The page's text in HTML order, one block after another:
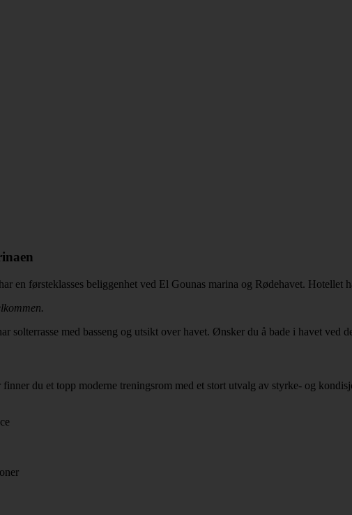
en førsteklasses beliggenhet ved El Gounas marina og Rødehavet.
solterrasse med basseng og utsikt over havet. Ønsker du å bade i havet ved
du et topp moderne treningsrom med et stort utvalg av styrke- og